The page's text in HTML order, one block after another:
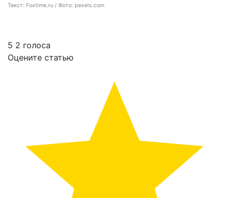
Текст: Foxtime.ru / Фото: pexels.com
5 2 голоса
Оцените статью